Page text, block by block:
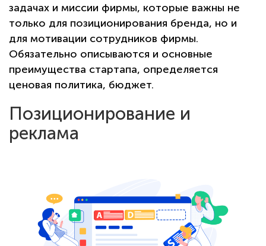
задачах и миссии фирмы, которые важны не
только для позиционирования бренда, но и
для мотивации сотрудников фирмы.
Обязательно описываются и основные
преимущества стартапа, определяется
ценовая политика, бюджет.
Позиционирование и
реклама